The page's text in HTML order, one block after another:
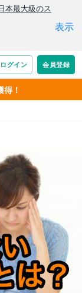
！